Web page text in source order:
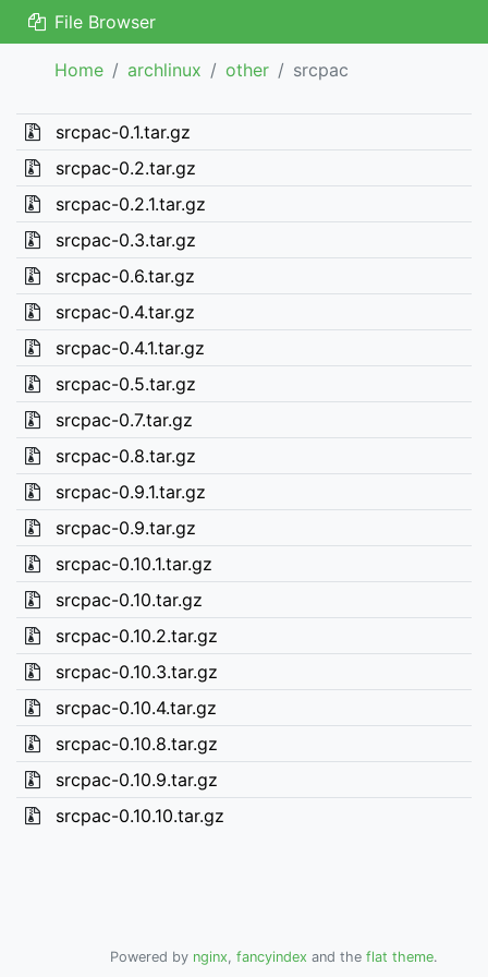
File Browser
Home archlinux other srcpac
srcpac-0.1.tar.gz
srcpac-0.2.tar.gz
srcpac-0.2.1.tar.gz
srcpac-0.3.tar.gz
srcpac-0.6.tar.gz
srcpac-0.4.tar.gz
srcpac-0.4.1.tar.gz
srcpac-0.5.tar.gz
srcpac-0.7.tar.gz
srcpac-0.8.tar.gz
srcpac-0.9.1.tar.gz
srcpac-0.9.tar.gz
srcpac-0.10.1.tar.gz
srcpac-0.10.tar.gz
srcpac-0.10.2.tar.gz
srcpac-0.10.3.tar.gz
srcpac-0.10.4.tar.gz
srcpac-0.10.8.tar.gz
srcpac-0.10.9.tar.gz
srcpac-0.10.10.tar.gz
Powered by nginx, fancyindex and the flat theme.